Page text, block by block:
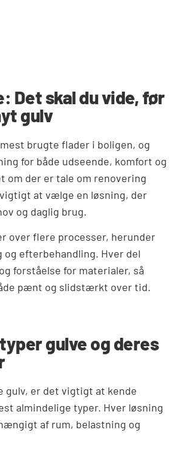
Det skal du vide, før
gulv
brugte flader i boligen, og
for både udseende, komfort og
om der er tale om renovering
at vælge en løsning, der
og daglig brug.
over flere processer, herunder
efterbehandling. Hver del
forståelse for materialer, så
pænt og slidstærkt over tid.
gulve og deres
gulv, er det vigtigt at kende
almindelige typer. Hver løsning
af rum, belastning og